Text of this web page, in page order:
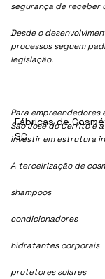
segurança de receber
Desde o
processos seguem
legislação.
Para empreendedores
São José do Cerrito é
investir em estrutura
A terceirização de
shampoos
condicionadores
hidratantes corporais
protetores solares
Fábricas de
SC